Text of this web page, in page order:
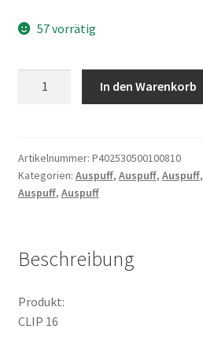
57 vorrätig
In den Warenkorb
Artikelnummer: P402530500100810
Kategorien: Auspuff, Auspuff, Auspuff,
Auspuff, Auspuff
Beschreibung
Produkt:
CLIP 16